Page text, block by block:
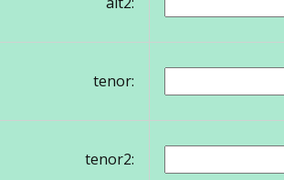
tenor:
tenor2: